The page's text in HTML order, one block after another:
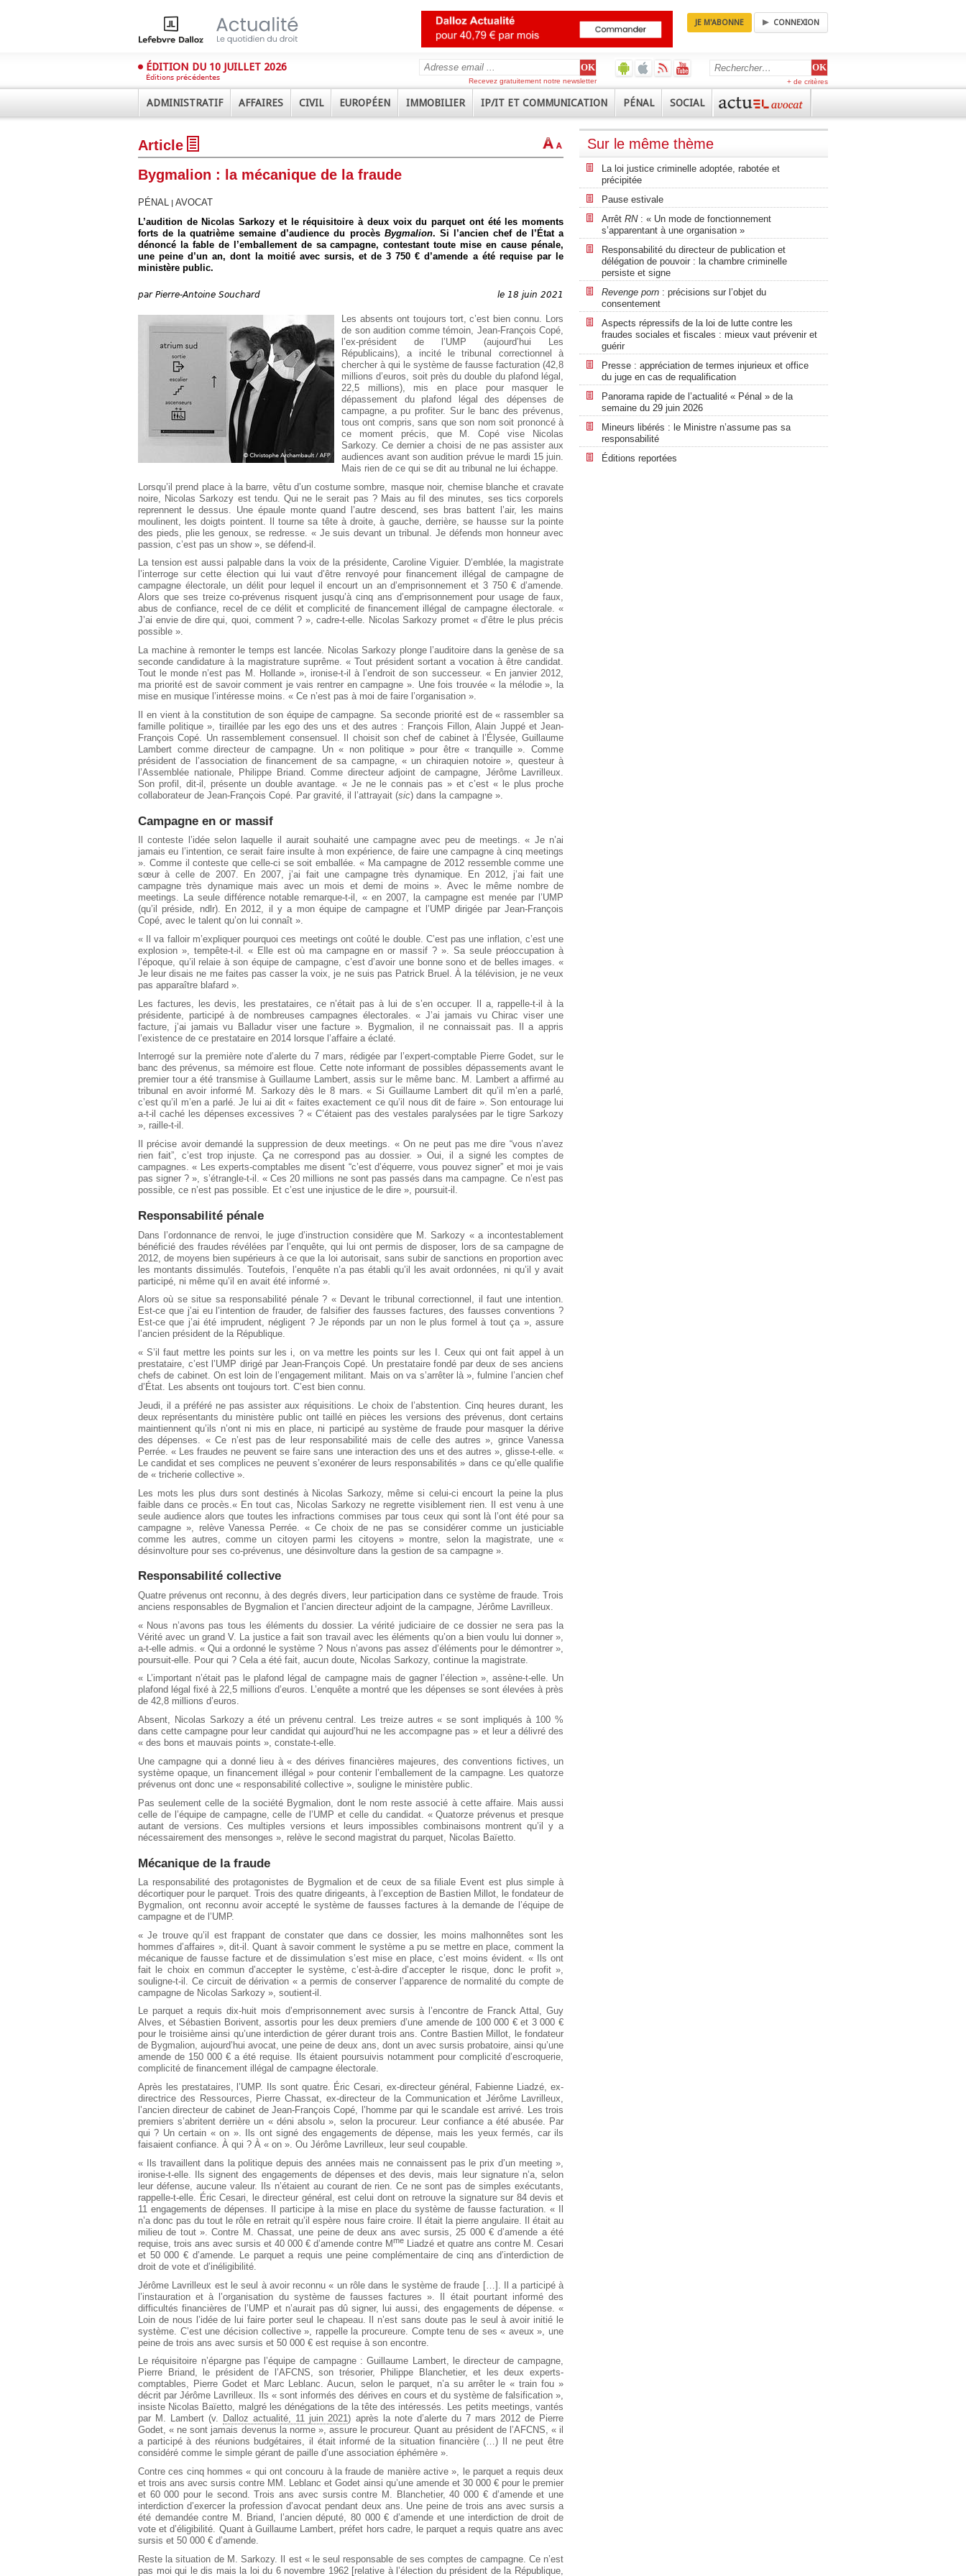
JE M'ABONNE CONNEXION
ÉDITION DU 10 JUILLET 2026
Éditions précédentes
+ de critères
Recevez gratuitement notre newsletter
ADMINISTRATIF AFFAIRES CIVIL EUROPÉEN IMMOBILIER IP/IT ET COMMUNICATION PÉNAL SOCIAL
Article
Bygmalion : la mécanique de la fraude
PÉNAL AVOCAT
L’audition de Nicolas Sarkozy et le réquisitoire à deux voix du parquet ont été les moments
forts de la quatrième semaine d’audience du procès Bygmalion. Si l’ancien chef de l’État a
dénoncé la fable de l’emballement de sa campagne, contestant toute mise en cause pénale,
une peine d’un an, dont la moitié avec sursis, et de 3 750 € d’amende a été requise par le
ministère public.
par Pierre-Antoine Souchard le 18 juin 2021
Les absents ont toujours tort, c’est bien connu. Lors
de son audition comme témoin, Jean-François Copé,
l’ex-président de l’UMP (aujourd’hui Les
Républicains), a incité le tribunal correctionnel à
chercher à qui le système de fausse facturation (42,8
millions d’euros, soit près du double du plafond légal,
22,5 millions), mis en place pour masquer le
dépassement du plafond légal des dépenses de
campagne, a pu profiter. Sur le banc des prévenus,
tous ont compris, sans que son nom soit prononcé à
ce moment précis, que M. Copé vise Nicolas
Sarkozy. Ce dernier a choisi de ne pas assister aux
audiences avant son audition prévue le mardi 15 juin.
Mais rien de ce qui se dit au tribunal ne lui échappe.
Lorsqu’il prend place à la barre, vêtu d’un costume sombre, masque noir, chemise blanche et cravate
noire, Nicolas Sarkozy est tendu. Qui ne le serait pas ? Mais au fil des minutes, ses tics corporels
reprennent le dessus. Une épaule monte quand l’autre descend, ses bras battent l’air, les mains
moulinent, les doigts pointent. Il tourne sa tête à droite, à gauche, derrière, se hausse sur la pointe
des pieds, plie les genoux, se redresse. « Je suis devant un tribunal. Je défends mon honneur avec
passion, c’est pas un show », se défend-il.
La tension est aussi palpable dans la voix de la présidente, Caroline Viguier. D’emblée, la magistrate
l’interroge sur cette élection qui lui vaut d’être renvoyé pour financement illégal de campagne de
campagne électorale, un délit pour lequel il encourt un an d’emprisonnement et 3 750 € d’amende.
Alors que ses treize co-prévenus risquent jusqu’à cinq ans d’emprisonnement pour usage de faux,
abus de confiance, recel de ce délit et complicité de financement illégal de campagne électorale. «
J’ai envie de dire qui, quoi, comment ? », cadre-t-elle. Nicolas Sarkozy promet « d’être le plus précis
possible ».
La machine à remonter le temps est lancée. Nicolas Sarkozy plonge l’auditoire dans la genèse de sa
seconde candidature à la magistrature suprême. « Tout président sortant a vocation à être candidat.
Tout le monde n’est pas M. Hollande », ironise-t-il à l’endroit de son successeur. « En janvier 2012,
ma priorité est de savoir comment je vais rentrer en campagne ». Une fois trouvée « la mélodie », la
mise en musique l’intéresse moins. « Ce n’est pas à moi de faire l’organisation ».
Il en vient à la constitution de son équipe de campagne. Sa seconde priorité est de « rassembler sa
famille politique », tiraillée par les ego des uns et des autres : François Fillon, Alain Juppé et Jean-
François Copé. Un rassemblement consensuel. Il choisit son chef de cabinet à l’Élysée, Guillaume
Lambert comme directeur de campagne. Un « non politique » pour être « tranquille ». Comme
président de l’association de financement de sa campagne, « un chiraquien notoire », questeur à
l’Assemblée nationale, Philippe Briand. Comme directeur adjoint de campagne, Jérôme Lavrilleux.
Son profil, dit-il, présente un double avantage. « Je ne le connais pas » et c’est « le plus proche
collaborateur de Jean-François Copé. Par gravité, il l’attrayait (sic) dans la campagne ».
Campagne en or massif
Il conteste l’idée selon laquelle il aurait souhaité une campagne avec peu de meetings. « Je n’ai
jamais eu l’intention, ce serait faire insulte à mon expérience, de faire une campagne à cinq meetings
». Comme il conteste que celle-ci se soit emballée. « Ma campagne de 2012 ressemble comme une
sœur à celle de 2007. En 2007, j’ai fait une campagne très dynamique. En 2012, j’ai fait une
campagne très dynamique mais avec un mois et demi de moins ». Avec le même nombre de
meetings. La seule différence notable remarque-t-il, « en 2007, la campagne est menée par l’UMP
(qu’il préside, ndlr). En 2012, il y a mon équipe de campagne et l’UMP dirigée par Jean-François
Copé, avec le talent qu’on lui connaît ».
« Il va falloir m’expliquer pourquoi ces meetings ont coûté le double. C’est pas une inflation, c’est une
explosion », tempête-t-il. « Elle est où ma campagne en or massif ? ». Sa seule préoccupation à
l’époque, qu’il relaie à son équipe de campagne, c’est d’avoir une bonne sono et de belles images. «
Je leur disais ne me faites pas casser la voix, je ne suis pas Patrick Bruel. À la télévision, je ne veux
pas apparaître blafard ».
Les factures, les devis, les prestataires, ce n’était pas à lui de s’en occuper. Il a, rappelle-t-il à la
présidente, participé à de nombreuses campagnes électorales. « J’ai jamais vu Chirac viser une
facture, j’ai jamais vu Balladur viser une facture ». Bygmalion, il ne connaissait pas. Il a appris
l’existence de ce prestataire en 2014 lorsque l’affaire a éclaté.
Interrogé sur la première note d’alerte du 7 mars, rédigée par l’expert-comptable Pierre Godet, sur le
banc des prévenus, sa mémoire est floue. Cette note informant de possibles dépassements avant le
premier tour a été transmise à Guillaume Lambert, assis sur le même banc. M. Lambert a affirmé au
tribunal en avoir informé M. Sarkozy dès le 8 mars. « Si Guillaume Lambert dit qu’il m’en a parlé,
c’est qu’il m’en a parlé. Je lui ai dit « faites exactement ce qu’il nous dit de faire ». Son entourage lui
a-t-il caché les dépenses excessives ? « C’étaient pas des vestales paralysées par le tigre Sarkozy
», raille-t-il.
Il précise avoir demandé la suppression de deux meetings. « On ne peut pas me dire “vous n’avez
rien fait”, c’est trop injuste. Ça ne correspond pas au dossier. » Oui, il a signé les comptes de
campagnes. « Les experts-comptables me disent “c’est d’équerre, vous pouvez signer” et moi je vais
pas signer ? », s’étrangle-t-il. « Ces 20 millions ne sont pas passés dans ma campagne. Ce n’est pas
possible, ce n’est pas possible. Et c’est une injustice de le dire », poursuit-il.
Responsabilité pénale
Dans l’ordonnance de renvoi, le juge d’instruction considère que M. Sarkozy « a incontestablement
bénéficié des fraudes révélées par l’enquête, qui lui ont permis de disposer, lors de sa campagne de
2012, de moyens bien supérieurs à ce que la loi autorisait, sans subir de sanctions en proportion avec
les montants dissimulés. Toutefois, l’enquête n’a pas établi qu’il les avait ordonnées, ni qu’il y avait
participé, ni même qu’il en avait été informé ».
Alors où se situe sa responsabilité pénale ? « Devant le tribunal correctionnel, il faut une intention.
Est-ce que j’ai eu l’intention de frauder, de falsifier des fausses factures, des fausses conventions ?
Est-ce que j’ai été imprudent, négligent ? Je réponds par un non le plus formel à tout ça », assure
l’ancien président de la République.
« S’il faut mettre les points sur les i, on va mettre les points sur les I. Ceux qui ont fait appel à un
prestataire, c’est l’UMP dirigé par Jean-François Copé. Un prestataire fondé par deux de ses anciens
chefs de cabinet. On est loin de l’engagement militant. Mais on va s’arrêter là », fulmine l’ancien chef
d’État. Les absents ont toujours tort. C’est bien connu.
Jeudi, il a préféré ne pas assister aux réquisitions. Le choix de l’abstention. Cinq heures durant, les
deux représentants du ministère public ont taillé en pièces les versions des prévenus, dont certains
maintiennent qu’ils n’ont ni mis en place, ni participé au système de fraude pour masquer la dérive
des dépenses. « Ce n’est pas de leur responsabilité mais de celle des autres », grince Vanessa
Perrée. « Les fraudes ne peuvent se faire sans une interaction des uns et des autres », glisse-t-elle. «
Le candidat et ses complices ne peuvent s’exonérer de leurs responsabilités » dans ce qu’elle qualifie
de « tricherie collective ».
Les mots les plus durs sont destinés à Nicolas Sarkozy, même si celui-ci encourt la peine la plus
faible dans ce procès.« En tout cas, Nicolas Sarkozy ne regrette visiblement rien. Il est venu à une
seule audience alors que toutes les infractions commises par tous ceux qui sont là l’ont été pour sa
campagne », relève Vanessa Perrée. « Ce choix de ne pas se considérer comme un justiciable
comme les autres, comme un citoyen parmi les citoyens » montre, selon la magistrate, une «
désinvolture pour ses co-prévenus, une désinvolture dans la gestion de sa campagne ».
Responsabilité collective
Quatre prévenus ont reconnu, à des degrés divers, leur participation dans ce système de fraude. Trois
anciens responsables de Bygmalion et l’ancien directeur adjoint de la campagne, Jérôme Lavrilleux.
« Nous n’avons pas tous les éléments du dossier. La vérité judiciaire de ce dossier ne sera pas la
Vérité avec un grand V. La justice a fait son travail avec les éléments qu’on a bien voulu lui donner »,
a-t-elle admis. « Qui a ordonné le système ? Nous n’avons pas assez d’éléments pour le démontrer »,
poursuit-elle. Pour qui ? Cela a été fait, aucun doute, Nicolas Sarkozy, continue la magistrate.
« L’important n’était pas le plafond légal de campagne mais de gagner l’élection », assène-t-elle. Un
plafond légal fixé à 22,5 millions d’euros. L’enquête a montré que les dépenses se sont élevées à près
de 42,8 millions d’euros.
Absent, Nicolas Sarkozy a été un prévenu central. Les treize autres « se sont impliqués à 100 %
dans cette campagne pour leur candidat qui aujourd’hui ne les accompagne pas » et leur a délivré des
« des bons et mauvais points », constate-t-elle.
Une campagne qui a donné lieu à « des dérives financières majeures, des conventions fictives, un
système opaque, un financement illégal » pour contenir l’emballement de la campagne. Les quatorze
prévenus ont donc une « responsabilité collective », souligne le ministère public.
Pas seulement celle de la société Bygmalion, dont le nom reste associé à cette affaire. Mais aussi
celle de l’équipe de campagne, celle de l’UMP et celle du candidat. « Quatorze prévenus et presque
autant de versions. Ces multiples versions et leurs impossibles combinaisons montrent qu’il y a
nécessairement des mensonges », relève le second magistrat du parquet, Nicolas Baïetto.
Mécanique de la fraude
La responsabilité des protagonistes de Bygmalion et de ceux de sa filiale Event est plus simple à
décortiquer pour le parquet. Trois des quatre dirigeants, à l’exception de Bastien Millot, le fondateur de
Bygmalion, ont reconnu avoir accepté le système de fausses factures à la demande de l’équipe de
campagne et de l’UMP.
« Je trouve qu’il est frappant de constater que dans ce dossier, les moins malhonnêtes sont les
hommes d’affaires », dit-il. Quant à savoir comment le système a pu se mettre en place, comment la
mécanique de fausse facture et de dissimulation s’est mise en place, c’est moins évident. « Ils ont
fait le choix en commun d’accepter le système, c’est-à-dire d’accepter le risque, donc le profit »,
souligne-t-il. Ce circuit de dérivation « a permis de conserver l’apparence de normalité du compte de
campagne de Nicolas Sarkozy », soutient-il.
Le parquet a requis dix-huit mois d’emprisonnement avec sursis à l’encontre de Franck Attal, Guy
Alves, et Sébastien Borivent, assortis pour les deux premiers d’une amende de 100 000 € et 3 000 €
pour le troisième ainsi qu’une interdiction de gérer durant trois ans. Contre Bastien Millot, le fondateur
de Bygmalion, aujourd’hui avocat, une peine de deux ans, dont un avec sursis probatoire, ainsi qu’une
amende de 150 000 € a été requise. Ils étaient poursuivis notamment pour complicité d’escroquerie,
complicité de financement illégal de campagne électorale.
Après les prestataires, l’UMP. Ils sont quatre. Éric Cesari, ex-directeur général, Fabienne Liadzé, ex-
directrice des Ressources, Pierre Chassat, ex-directeur de la Communication et Jérôme Lavrilleux,
l’ancien directeur de cabinet de Jean-François Copé, l’homme par qui le scandale est arrivé. Les trois
premiers s’abritent derrière un « déni absolu », selon la procureur. Leur confiance a été abusée. Par
qui ? Un certain « on ». Ils ont signé des engagements de dépense, mais les yeux fermés, car ils
faisaient confiance. À qui ? À « on ». Ou Jérôme Lavrilleux, leur seul coupable.
« Ils travaillent dans la politique depuis des années mais ne connaissent pas le prix d’un meeting »,
ironise-t-elle. Ils signent des engagements de dépenses et des devis, mais leur signature n’a, selon
leur défense, aucune valeur. Ils n’étaient au courant de rien. Ce ne sont pas de simples exécutants,
rappelle-t-elle. Éric Cesari, le directeur général, est celui dont on retrouve la signature sur 84 devis et
11 engagements de dépenses. Il participe à la mise en place du système de fausse facturation. « Il
n’a donc pas du tout le rôle en retrait qu’il espère nous faire croire. Il était la pierre angulaire. Il était au
milieu de tout ». Contre M. Chassat, une peine de deux ans avec sursis, 25 000 € d’amende a été
requise, trois ans avec sursis et 40 000 € d’amende contre Mme
Liadzé et quatre ans contre M. Cesari
et 50 000 € d’amende. Le parquet a requis une peine complémentaire de cinq ans d’interdiction de
droit de vote et d’inéligibilité.
Jérôme Lavrilleux est le seul à avoir reconnu « un rôle dans le système de fraude […]. Il a participé à
l’instauration et à l’organisation du système de fausses factures ». Il était pourtant informé des
difficultés financières de l’UMP et n’aurait pas dû signer, lui aussi, des engagements de dépense. «
Loin de nous l’idée de lui faire porter seul le chapeau. Il n’est sans doute pas le seul à avoir initié le
système. C’est une décision collective », rappelle la procureure. Compte tenu de ses « aveux », une
peine de trois ans avec sursis et 50 000 € est requise à son encontre.
Le réquisitoire n’épargne pas l’équipe de campagne : Guillaume Lambert, le directeur de campagne,
Pierre Briand, le président de l’AFCNS, son trésorier, Philippe Blanchetier, et les deux experts-
comptables, Pierre Godet et Marc Leblanc. Aucun, selon le parquet, n’a su arrêter le « train fou »
décrit par Jérôme Lavrilleux. Ils « sont informés des dérives en cours et du système de falsification »,
insiste Nicolas Baïetto, malgré les dénégations de la tête des intéressés. Les petits meetings, vantés
par M. Lambert (v. Dalloz actualité, 11 juin 2021) après la note d’alerte du 7 mars 2012 de Pierre
Godet, « ne sont jamais devenus la norme », assure le procureur. Quant au président de l’AFCNS, « il
a participé à des réunions budgétaires, il était informé de la situation financière (…) Il ne peut être
considéré comme le simple gérant de paille d’une association éphémère ».
Contre ces cinq hommes « qui ont concouru à la fraude de manière active », le parquet a requis deux
et trois ans avec sursis contre MM. Leblanc et Godet ainsi qu’une amende et 30 000 € pour le premier
et 60 000 pour le second. Trois ans avec sursis contre M. Blanchetier, 40 000 € d’amende et une
interdiction d’exercer la profession d’avocat pendant deux ans. Une peine de trois ans avec sursis a
été demandée contre M. Briand, l’ancien député, 80 000 € d’amende et une interdiction de droit de
vote et d’éligibilité. Quant à Guillaume Lambert, préfet hors cadre, le parquet a requis quatre ans avec
sursis et 50 000 € d’amende.
Reste la situation de M. Sarkozy. Il est « le seul responsable de ses comptes de campagne. Ce n’est
pas moi qui le dis mais la loi du 6 novembre 1962 [relative à l’élection du président de la République,
Sur le même thème
La loi justice criminelle adoptée, rabotée et
précipitée
Pause estivale
Arrêt RN: « Un mode de fonctionnement
s’apparentant à une organisation »
Responsabilité du directeur de publication et
délégation de pouvoir : la chambre criminelle
persiste et signe
Revenge porn : précisions sur l’objet du
consentement
Aspects répressifs de la loi de lutte contre les
fraudes sociales et fiscales : mieux vaut prévenir et
guérir
Presse : appréciation de termes injurieux et office
du juge en cas de requalification
Panorama rapide de l’actualité « Pénal » de la
semaine du 29 juin 2026
Mineurs libérés : le Ministre n’assume pas sa
responsabilité
Éditions reportées